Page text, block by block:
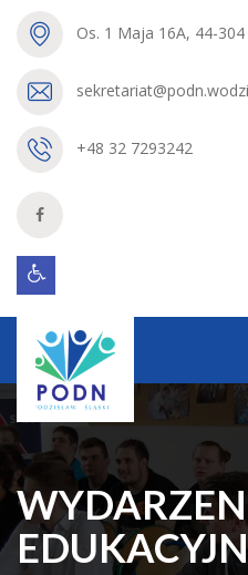
Os. 1 Maja 16A, 44-304
+48 32 7293242